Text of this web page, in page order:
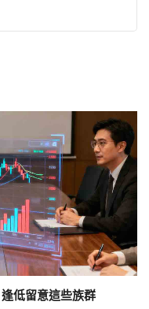
低留意這些族群